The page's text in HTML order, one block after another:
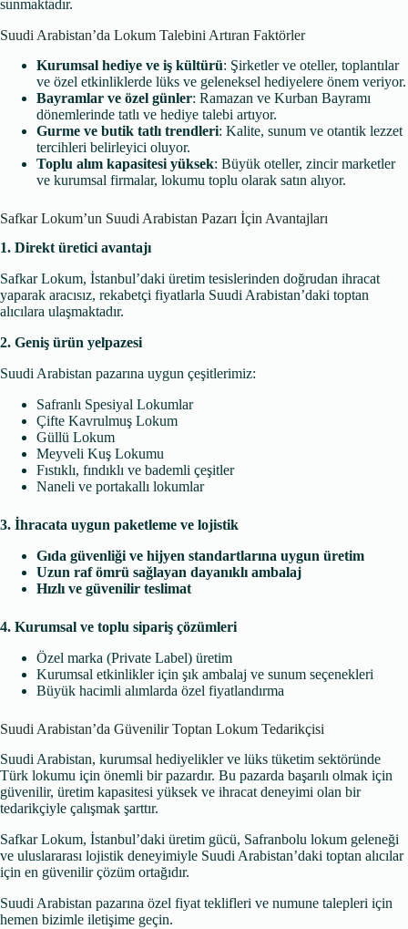
sunmaktadır.
Suudi Arabistan’da Lokum Talebini Artıran Faktörler
Kurumsal hediye ve iş kültürü: Şirketler ve oteller, toplantılar
ve özel etkinliklerde lüks ve geleneksel hediyelere önem veriyor.
Bayramlar ve özel günler: Ramazan ve Kurban Bayramı
dönemlerinde tatlı ve hediye talebi artıyor.
Gurme ve butik tatlı trendleri: Kalite, sunum ve otantik lezzet
tercihleri belirleyici oluyor.
Toplu alım kapasitesi yüksek: Büyük oteller, zincir marketler
ve kurumsal firmalar, lokumu toplu olarak satın alıyor.
Safkar Lokum’un Suudi Arabistan Pazarı İçin Avantajları
1. Direkt üretici avantajı
Safkar Lokum, İstanbul’daki üretim tesislerinden doğrudan ihracat
yaparak aracısız, rekabetçi fiyatlarla Suudi Arabistan’daki toptan
alıcılara ulaşmaktadır.
2. Geniş ürün yelpazesi
Suudi Arabistan pazarına uygun çeşitlerimiz:
Safranlı Spesiyal Lokumlar
Çifte Kavrulmuş Lokum
Güllü Lokum
Meyveli Kuş Lokumu
Fıstıklı, fındıklı ve bademli çeşitler
Naneli ve portakallı lokumlar
3. İhracata uygun paketleme ve lojistik
Gıda güvenliği ve hijyen standartlarına uygun üretim
Uzun raf ömrü sağlayan dayanıklı ambalaj
Hızlı ve güvenilir teslimat
4. Kurumsal ve toplu sipariş çözümleri
Özel marka (Private Label) üretim
Kurumsal etkinlikler için şık ambalaj ve sunum seçenekleri
Büyük hacimli alımlarda özel fiyatlandırma
Suudi Arabistan’da Güvenilir Toptan Lokum Tedarikçisi
Suudi Arabistan, kurumsal hediyelikler ve lüks tüketim sektöründe
Türk lokumu için önemli bir pazardır. Bu pazarda başarılı olmak için
güvenilir, üretim kapasitesi yüksek ve ihracat deneyimi olan bir
tedarikçiyle çalışmak şarttır.
Safkar Lokum, İstanbul’daki üretim gücü, Safranbolu lokum geleneği
ve uluslararası lojistik deneyimiyle Suudi Arabistan’daki toptan alıcılar
için en güvenilir çözüm ortağıdır.
Suudi Arabistan pazarına özel fiyat teklifleri ve numune talepleri için
hemen bizimle iletişime geçin.